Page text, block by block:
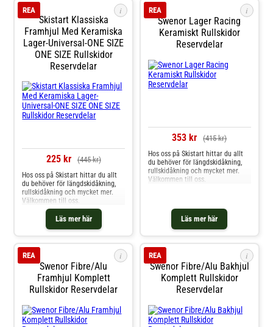
i
Skistart Klassiska
Framhjul Med Keramiska
Lager-Universal-ONE SIZE
ONE SIZE Rullskidor
Reservdelar
REA
225 kr (445 kr)
Läs mer här
Hos oss på Skistart hittar du allt
du behöver för längdskidåkning,
rullskidåkning och mycket mer.
Välkommen till oss.
i
Swenor Lager Racing
Keramiskt Rullskidor
Reservdelar
REA
353 kr (415 kr)
Läs mer här
Hos oss på Skistart hittar du allt
du behöver för längdskidåkning,
rullskidåkning och mycket mer.
Välkommen till oss.
i
Swenor Fibre/Alu
Framhjul Komplett
Rullskidor Reservdelar
REA i
Swenor Fibre/Alu Bakhjul
Komplett Rullskidor
Reservdelar
REA